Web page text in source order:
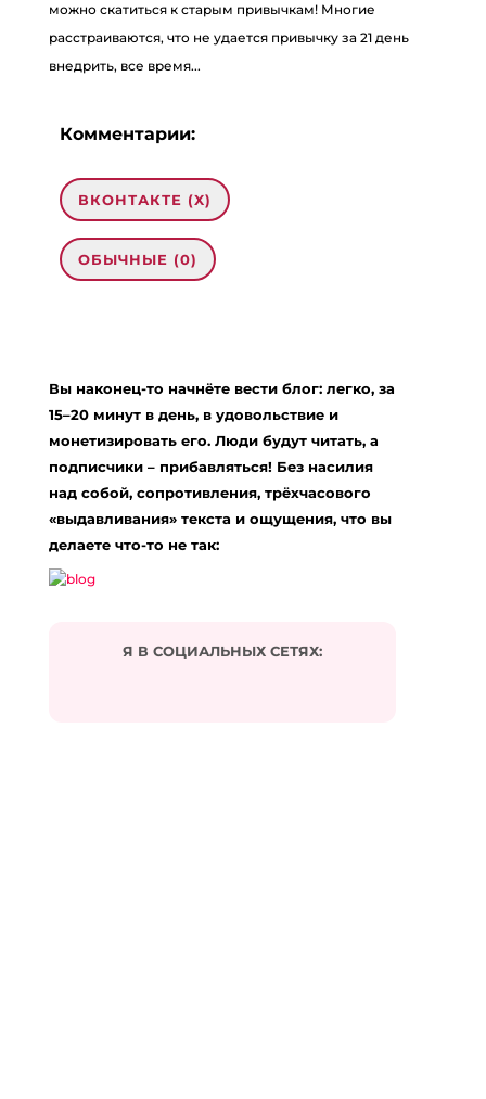
можно скатиться к старым привычкам! Многие
расстраиваются, что не удается привычку за 21 день
внедрить, все время...
Комментарии:
ВКОНТАКТЕ (X)
ОБЫЧНЫЕ (0)
Обязательные поля помечены*
Подписаться на комментарии по e-mail
Вы наконец-то начнёте вести блог: легко, за
15–20 минут в день, в удовольствие и
монетизировать его. Люди будут читать, а
подписчики – прибавляться! Без насилия
над собой, сопротивления, трёхчасового
«выдавливания» текста и ощущения, что вы
делаете что-то не так:
Я В СОЦИАЛЬНЫХ СЕТЯХ: